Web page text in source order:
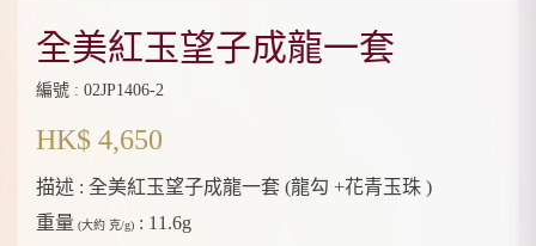
全美紅玉望子成龍一套
編號 : 02JP1406-2
HK$ 4,650
描述 : 全美紅玉望子成龍一套 (龍勾 +花青玉珠 )
重量 (大約 克/g) : 11.6g